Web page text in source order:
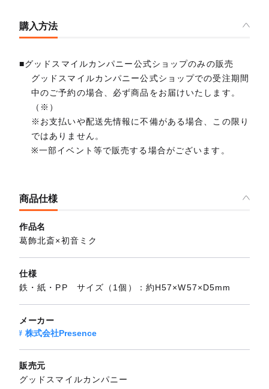
購入方法
■グッドスマイルカンパニー公式ショップのみの販売
グッドスマイルカンパニー公式ショップでの受注期間
中のご予約の場合、必ず商品をお届けいたします。
（※）
※お支払いや配送先情報に不備がある場合、この限り
ではありません。
※一部イベント等で販売する場合がございます。
商品仕様
作品名
葛飾北斎×初音ミク
仕様
鉄・紙・PP サイズ（1個）：約H57×W57×D5mm
メーカー
株式会社Presence
販売元
グッドスマイルカンパニー